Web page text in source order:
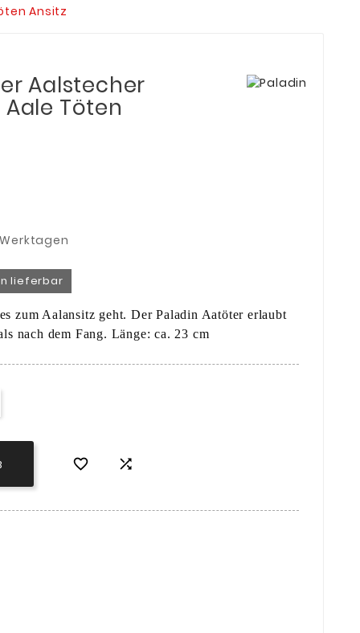
Ansitz
Aalstecher
Töten
lieferbar
zum Aalansitz geht. Der Paladin Aatöter erlaubt
nach dem Fang. Länge: ca. 23 cm
 